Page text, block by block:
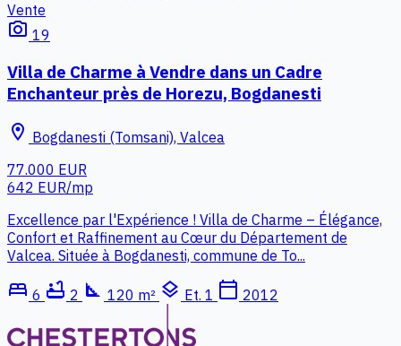
Vente
photo_camera 19
Villa de Charme à Vendre dans un Cadre
Enchanteur près de Horezu, Bogdanesti
location_on Bogdanesti (Tomsani), Valcea
77.000 EUR
642 EUR/mp
Excellence par l'Expérience ! Villa de Charme – Élégance,
Confort et Raffinement au Cœur du Département de
Valcea. Située à Bogdanesti, commune de To...
bed 6 bathtub 2 square_foot 120 m² layers Et. 1 calendar_today 2012